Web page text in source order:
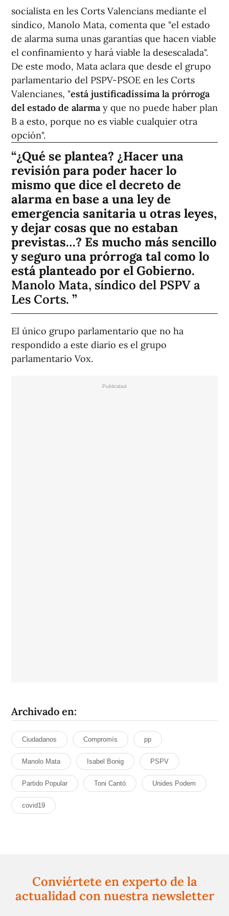
socialista en les Corts Valencians mediante el
síndico, Manolo Mata, comenta que "el estado
de alarma suma unas garantías que hacen viable
el confinamiento y hará viable la desescalada".
De este modo, Mata aclara que desde el grupo
parlamentario del PSPV-PSOE en les Corts
Valencianes, "está justificadíssima la prórroga
del estado de alarma y que no puede haber plan
B a esto, porque no es viable cualquier otra
opción".
¿Qué se plantea? ¿Hacer una
revisión para poder hacer lo
mismo que dice el decreto de
alarma en base a una ley de
emergencia sanitaria u otras leyes,
y dejar cosas que no estaban
previstas…? Es mucho más sencillo
y seguro una prórroga tal como lo
está planteado por el Gobierno.
Manolo Mata, síndico del PSPV a
Les Corts.
El único grupo parlamentario que no ha
respondido a este diario es el grupo
parlamentario Vox.
Archivado en:
Ciudadanos Compromís pp
Manolo Mata Isabel Bonig PSPV
Partido Popular Toni Cantó Unides Podem
covid19
Conviértete en experto de la
actualidad con nuestra newsletter